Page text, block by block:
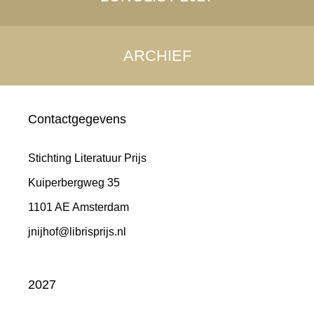
ARCHIEF
Contactgegevens
Stichting Literatuur Prijs
Kuiperbergweg 35
1101 AE Amsterdam
jnijhof@librisprijs.nl
2027